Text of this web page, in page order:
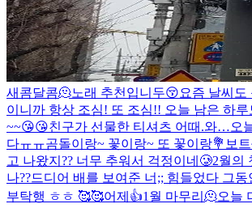
새콤달콤🫠노래 추천입니두😚요즘 날씨도
이니까 항상 조심! 또 조심!! 오늘 남은 하루
~~😘😘친구가 선물한 티셔츠 어때.와…오
다ㅠㅠ곰돌이랑~ 꽃이랑~ 또 꽃이랑💐 보
고 나왔지?? 너무 추워서 걱정이네🥲2월의
나??드디어 배를 보여준 너;; 힘들었다 그동
부탁행 ㅎㅎ 🥰🥰어제👍1월 마무리🫠오늘